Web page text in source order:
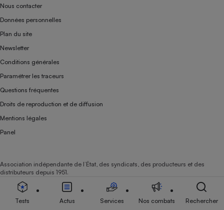
Nous contacter
Données personnelles
Plan du site
Newsletter
Conditions générales
Paramétrer les traceurs
Questions fréquentes
Droits de reproduction et de diffusion
Mentions légales
Panel
Association indépendante de l’État, des syndicats, des producteurs et des
distributeurs depuis 1951.
Tests Actus Services Nos combats Rechercher